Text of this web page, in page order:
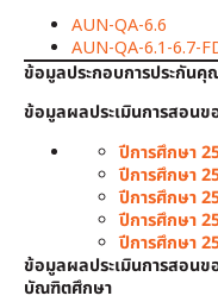
AUN-QA-6.6
AUN-QA-6.1-6.7-
ข้อมูลประกอบการประกันคุ
ข้อมูลผลประเมินการสอนข
ปีการศึกษา
ปีการศึกษา
ปีการศึกษา
ปีการศึกษา
ปีการศึกษา
ข้อมูลผลประเมินการสอน
บัณฑิตศึกษา